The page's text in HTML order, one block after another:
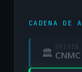
CADENA DE
🏛 ORIGEN
CNMC